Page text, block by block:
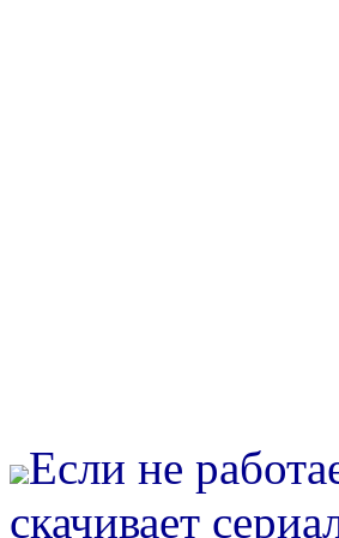
Если не
скачивает